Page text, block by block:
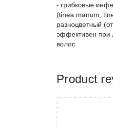
- грибковые
(tinea manum,
разноцветный
эффективен при
волос.
Product